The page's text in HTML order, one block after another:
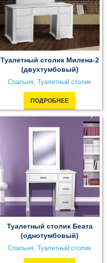
Туалетный столик Милена-2
(двухтумбовый)
Спальня, Туалетный столик
ПОДРОБНЕЕ
Туалетный столик Беата
(однотумбовый)
Спальня, Туалетный столик